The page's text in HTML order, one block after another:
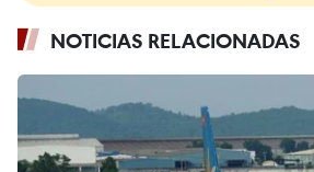
NOTICIAS RELACIONADAS